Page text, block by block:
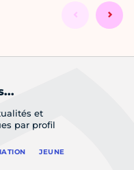
et
par profil
JEUNE